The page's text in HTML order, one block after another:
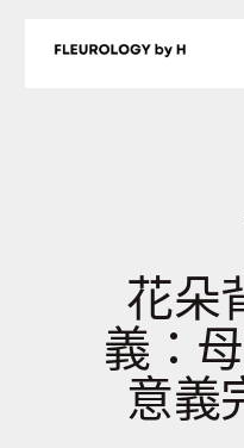
花朵
義：
意義